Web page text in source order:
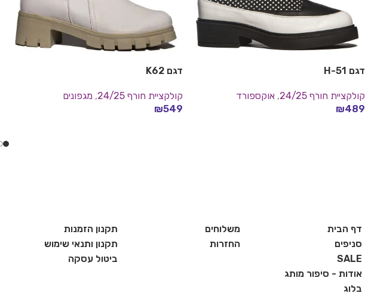
דגם H-51
קולקציית חורף 24/25 , אוקספורד
₪489
דגם K62
קולקציית חורף 24/25 ,מגפונים
₪549
דף הבית
סניפים
SALE
אודות - סיפור מותג
בלוג
משלוחים
החזרות
תקנון הזמנות
תקנון ותנאי שימוש
ביטול עסקה